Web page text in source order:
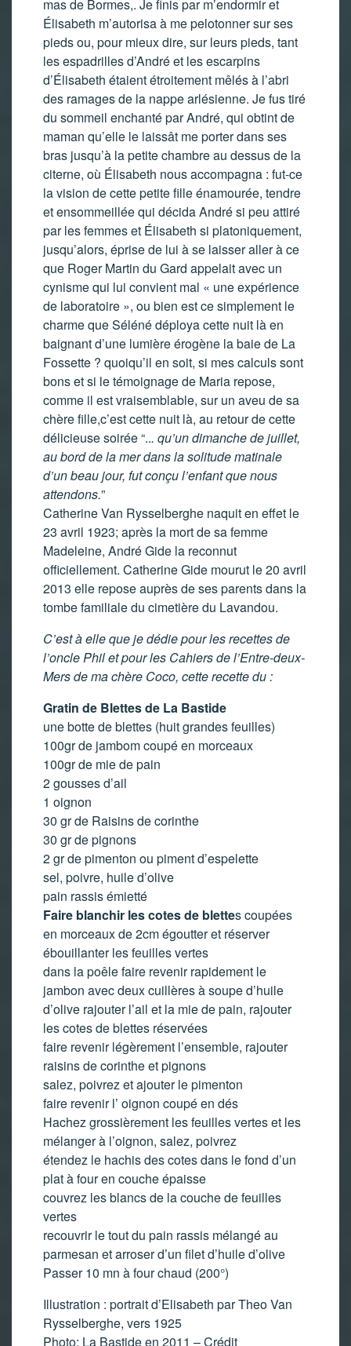
mas de Bormes,. Je finis par m’endormir et
Élisabeth m’autorisa à me pelotonner sur ses
pieds ou, pour mieux dire, sur leurs pieds, tant
les espadrilles d’André et les escarpins
d’Élisabeth étaient étroitement mêlés à l’abri
des ramages de la nappe arlésienne. Je fus tiré
du sommeil enchanté par André, qui obtint de
maman qu’elle le laissât me porter dans ses
bras jusqu’à la petite chambre au dessus de la
citerne, où Élisabeth nous accompagna : fut-ce
la vision de cette petite fille énamourée, tendre
et ensommeillée qui décida André si peu attiré
par les femmes et Élisabeth si platoniquement,
jusqu’alors, éprise de lui à se laisser aller à ce
que Roger Martin du Gard appelait avec un
cynisme qui lui convient mal « une expérience
de laboratoire », ou bien est ce simplement le
charme que Séléné déploya cette nuit là en
baignant d’une lumière érogène la baie de La
Fossette ? quoiqu’il en soit, si mes calculs sont
bons et si le témoignage de Maria repose,
comme il est vraisemblable, sur un aveu de sa
chère fille,c’est cette nuit là, au retour de cette
délicieuse soirée “... qu’un dimanche de juillet,
au bord de la mer dans la solitude matinale
d’un beau jour, fut conçu l’enfant que nous
attendons.”
Catherine Van Rysselberghe naquit en effet le
23 avril 1923; après la mort de sa femme
Madeleine, André Gide la reconnut
officiellement. Catherine Gide mourut le 20 avril
2013 elle repose auprès de ses parents dans la
tombe familiale du cimetière du Lavandou.
C’est à elle que je dédie pour les recettes de
l’oncle Phil et pour les Cahiers de l’Entre-deux-
Mers de ma chère Coco, cette recette du :
Gratin de Blettes de La Bastide
une botte de blettes (huit grandes feuilles)
100gr de jambom coupé en morceaux
100gr de mie de pain
2 gousses d’ail
1 oignon
30 gr de Raisins de corinthe
30 gr de pignons
2 gr de pimenton ou piment d’espelette
sel, poivre, huile d’olive
pain rassis émietté
Faire blanchir les cotes de blettes coupées
en morceaux de 2cm égoutter et réserver
ébouillanter les feuilles vertes
dans la poêle faire revenir rapidement le
jambon avec deux cuillères à soupe d’huile
d’olive rajouter l’ail et la mie de pain, rajouter
les cotes de blettes réservées
faire revenir légèrement l’ensemble, rajouter
raisins de corinthe et pignons
salez, poivrez et ajouter le pimenton
faire revenir l’ oignon coupé en dés
Hachez grossièrement les feuilles vertes et les
mélanger à l’oignon, salez, poivrez
étendez le hachis des cotes dans le fond d’un
plat à four en couche épaisse
couvrez les blancs de la couche de feuilles
vertes
recouvrir le tout du pain rassis mélangé au
parmesan et arroser d’un filet d’huile d’olive
Passer 10 mn à four chaud (200°)
Illustration : portrait d’Elisabeth par Theo Van
Rysselberghe, vers 1925
Photo: La Bastide en 2011 – Crédit